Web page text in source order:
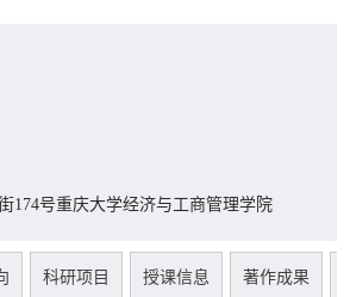
174号重庆大学经济与工商管理学院
科研项目 授课信息 著作成果